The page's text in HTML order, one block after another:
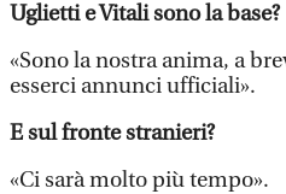
Uglietti e Vitali sono la base?
«Sono la nostra anima, a
esserci annunci ufficiali».
E sul fronte stranieri?
«Ci sarà molto più tempo».